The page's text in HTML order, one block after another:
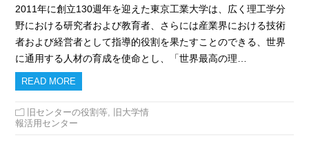
2011年に創立130週年を迎えた東京工業大学は、広く理工学分
野における研究者および教育者、さらには産業界における技術
者および経営者として指導的役割を果たすことのできる、世界
に通用する人材の育成を使命とし、「世界最高の理…
READ MORE
旧センターの役割等
旧大学情
報活用センター